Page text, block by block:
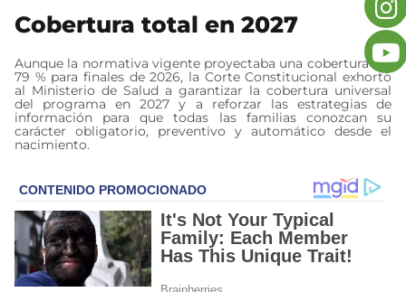
Cobertura total en 2027
Aunque la normativa vigente proyectaba una cobertura del
79 % para finales de 2026, la Corte Constitucional exhortó
al Ministerio de Salud a garantizar la cobertura universal
del programa en 2027 y a reforzar las estrategias de
información para que todas las familias conozcan su
carácter obligatorio, preventivo y automático desde el
nacimiento.